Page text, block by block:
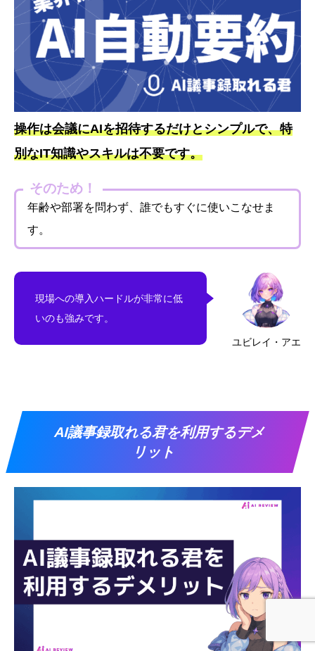
操作は会議にAIを招待するだけとシンプルで、特
別なIT知識やスキルは不要です。
そのため！
年齢や部署を問わず、誰でもすぐに使いこなせま
す。
ユビレイ・アエ
現場への導入ハードルが非常に低
いのも強みです。
AI議事録取れる君を利用するデメ
リット
YouTubeを見る 公式LINE登録